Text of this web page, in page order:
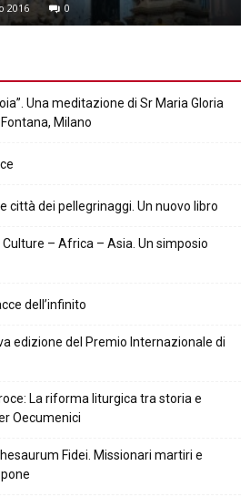
0
Una meditazione di Sr Maria Gloria
Milano
città dei pellegrinaggi. Un nuovo libro
– Africa – Asia. Un simposio
dell’infinito
edizione del Premio Internazionale di
La riforma liturgica tra storia e
Oecumenici
Fidei. Missionari martiri e